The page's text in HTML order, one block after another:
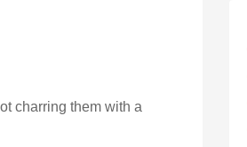
charring them with a